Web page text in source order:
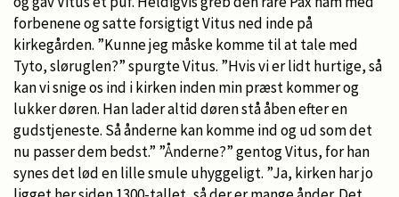
forbenene og satte forsigtigt Vitus ned inde på
kirkegården. ”Kunne jeg måske komme til at tale med
Tyto, sløruglen?” spurgte Vitus. ”Hvis vi er lidt hurtige, så
kan vi snige os ind i kirken inden min præst kommer og
lukker døren. Han lader altid døren stå åben efter en
gudstjeneste. Så ånderne kan komme ind og ud som det
nu passer dem bedst.” ”Ånderne?” gentog Vitus, for han
synes det lød en lille smule uhyggeligt. ”Ja, kirken har jo